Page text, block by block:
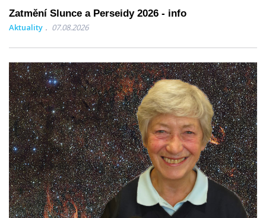
Zatmění Slunce a Perseidy 2026 - info
Aktuality 07.08.2026